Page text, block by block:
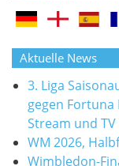
Aktuelle News
3. Liga
gegen
Stream und TV
WM 2026,
Wimbledon-